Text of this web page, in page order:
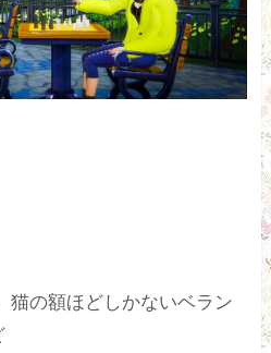
猫の額ほどしかないベラン